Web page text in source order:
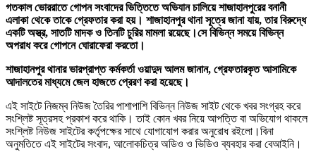
গতকাল ভোররাতে গোপন সংবাদের ভিত্তিতে অভিযান চালিয়ে শাজাহানপুরের বনানী
এলাকা থেকে তাকে গ্রেফতার করা হয়। শাজাহানপুর থানা সূত্রে জানা যায়, তার বিরুদ্ধে
একটি অস্ত্র, সাতটি মাদক ও তিনটি চুরির মামলা রয়েছে।সে বিভিন্ন সময়ে বিভিন্ন
অপরাধ করে গোপনে ঘোরাফেরা করতো।
শাজাহানপুর থানার ভারপ্রাপ্ত কর্মকর্তা ওয়াদুদ আলম জানান, গ্রেফতারকৃত আসামিকে
আদালতের মাধ্যমে জেল হাজতে প্রেরণ করা হয়েছে।
এই সাইটে নিজম্ব নিউজ তৈরির পাশাপাশি বিভিন্ন নিউজ সাইট থেকে খবর সংগ্রহ করে
সংশ্লিষ্ট সূত্রসহ প্রকাশ করে থাকি। তাই কোন খবর নিয়ে আপত্তি বা অভিযোগ থাকলে
সংশ্লিষ্ট নিউজ সাইটের কর্তৃপক্ষের সাথে যোগাযোগ করার অনুরোধ রইলো।বিনা
অনুমতিতে এই সাইটের সংবাদ, আলোকচিত্র অডিও ও ভিডিও ব্যবহার করা বেআইনি।